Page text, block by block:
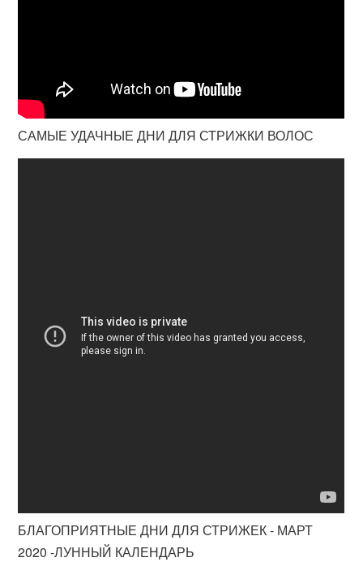
САМЫЕ УДАЧНЫЕ ДНИ ДЛЯ СТРИЖКИ ВОЛОС
БЛАГОПРИЯТНЫЕ ДНИ ДЛЯ СТРИЖЕК - МАРТ
2020 -ЛУННЫЙ КАЛЕНДАРЬ